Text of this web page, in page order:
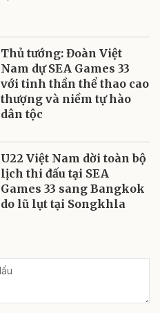
Thủ tướng: Đoàn Việt
Nam dự SEA Games 33
với tinh thần thể thao cao
thượng và niềm tự hào
dân tộc
U22 Việt Nam dời toàn bộ
lịch thi đấu tại SEA
Games 33 sang Bangkok
do lũ lụt tại Songkhla